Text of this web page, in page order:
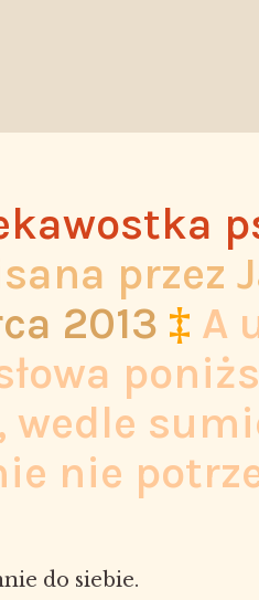
przez
2013 ‡ A
wedle
nie
do siebie.